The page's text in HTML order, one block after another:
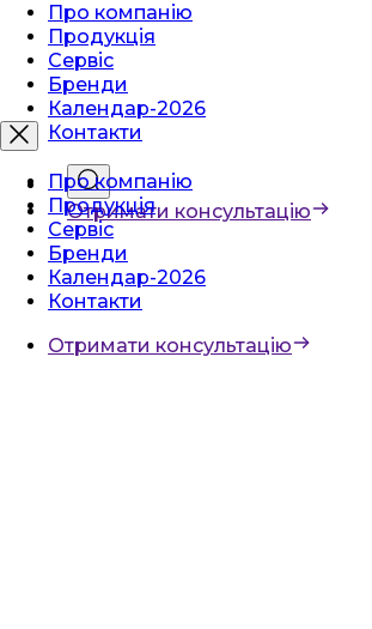
Про компанію
Продукція
Сервіс
Бренди
Календар-2026
Контакти
Отримати консультацію
Про компанію
Продукція
Сервіс
Бренди
Календар-2026
Контакти
Отримати консультацію